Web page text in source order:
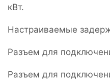
кВт.
Настраиваемые
Разъем для
Разъем для